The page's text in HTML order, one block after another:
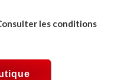
les conditions